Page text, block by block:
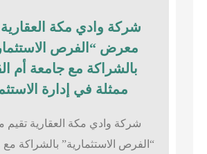
شركة وادي مكة العقارية
معرض “الفرص
بالشراكة مع جامعة أم
ممثلة في إدارة
شركة وادي مكة العقارية
“الفرص الاستثمارية” بالشراكة